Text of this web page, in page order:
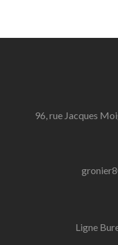
96, rue Jacques
Ligne